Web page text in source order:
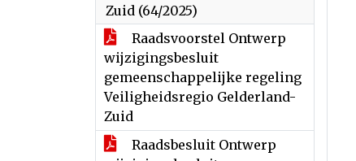
Zuid (64/2025)
Raadsvoorstel Ontwerp
wijzigingsbesluit
gemeenschappelijke regeling
Veiligheidsregio Gelderland-
Zuid
Raadsbesluit Ontwerp